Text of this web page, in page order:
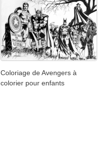
Coloriage de Avengers à
colorier pour enfants